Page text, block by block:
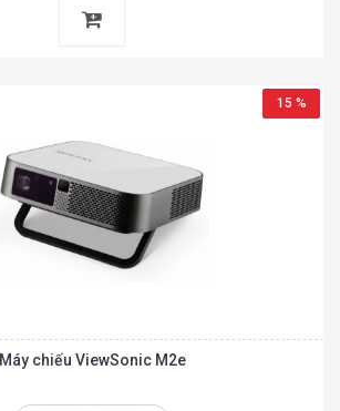
15 %
Máy chiếu ViewSonic M2e